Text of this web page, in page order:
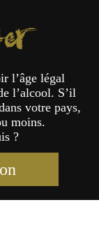
2026 :
»
l’âge légal
l’alcool. S’il
votre pays,
moins.
?